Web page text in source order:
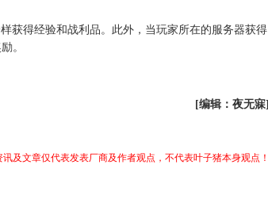
得经验和战利品。此外，当玩家所在的服务器获得
。
[编辑：夜无寐]
讯及文章仅代表发表厂商及作者观点，不代表叶子猪本身观点！